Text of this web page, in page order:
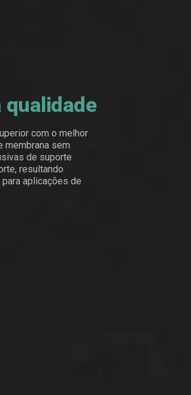
qualidade
com o melhor
membrana sem
de suporte
resultando
aplicações de